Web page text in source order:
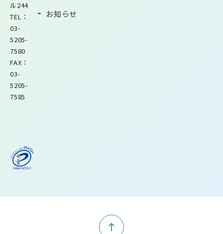
ル244
TEL：
03-
5205-
7580
FAX：
03-
5205-
7585
お知らせ